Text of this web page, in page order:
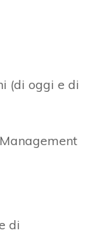
(di oggi e di
di